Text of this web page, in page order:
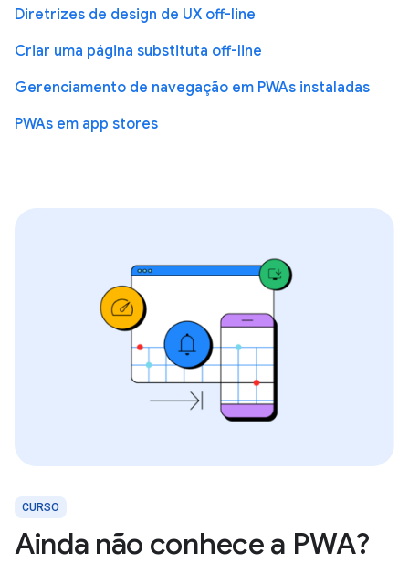
Diretrizes de design de UX off-line
Criar uma página substituta off-line
Gerenciamento de navegação em PWAs instaladas
PWAs em app stores
CURSO
Ainda não conhece a PWA?